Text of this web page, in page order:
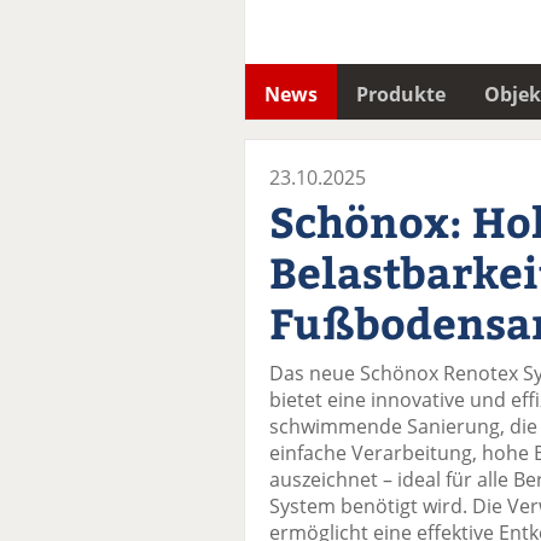
News Produkte
23.10.2025
Schönox:
Das neue Schönox Renotex
bietet eine innovative und
schwimmende Sanierung,
einfache Verarbeitung, hohe
auszeichnet – ideal für alle
System benötigt wird. Die
ermöglicht eine effektive